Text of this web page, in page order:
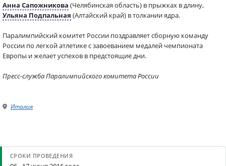
Анна Сапожникова (Челябинская область) в прыжках в длину,
Ульяна Подпальная (Алтайский край) в толкании ядра.
Паралимпийский комитет России поздравляет сборную команду
России по легкой атлетике с завоеванием медалей чемпионата
Европы и желает успехов в предстоящие дни.
Пресс-служба Паралимпийского комитета России
Италия